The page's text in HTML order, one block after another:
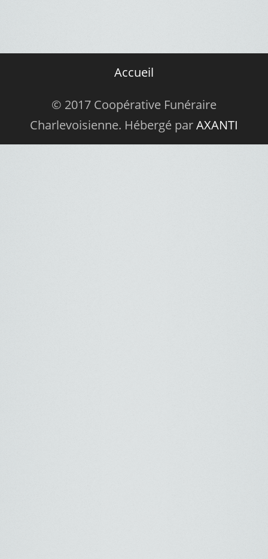
Accueil
© 2017 Coopérative Funéraire
Charlevoisienne. Hébergé parAXANTI